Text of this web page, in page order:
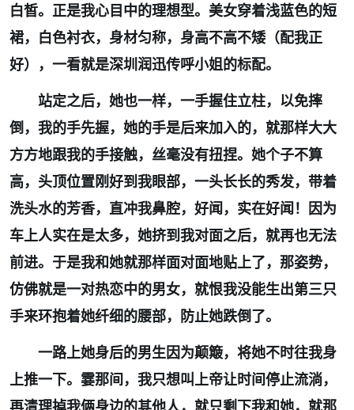
白皙。正是我心目中的理想型。美女穿着浅蓝色的短
裙，白色衬衣，身材匀称，身高不高不矮（配我正
好），一看就是深圳润迅传呼小姐的标配。
站定之后，她也一样，一手握住立柱，以免摔
倒，我的手先握，她的手是后来加入的， 就那样大大
方方地跟我的手接触，丝毫没有扭捏。她个子不算
高，头顶位置刚好到我眼部，一头长长的秀发，带着
洗头水的芳香，直冲我鼻腔，好闻，实在好闻！因为
车上人实在是太多，她挤到我对面之后，就再也无法
前进。于是我和她就那样面对面地贴上了，那姿势，
仿佛就是一对热恋中的男女，就恨我没能生出第三只
手来环抱着她纤细的腰部，防止她跌倒了。
一路上她身后的男生因为颠簸，将她不时往我身
上推一下。霎那间，我只想叫上帝让时间停止流淌，
再清理掉我俩身边的其他人，就只剩下我和她，就那